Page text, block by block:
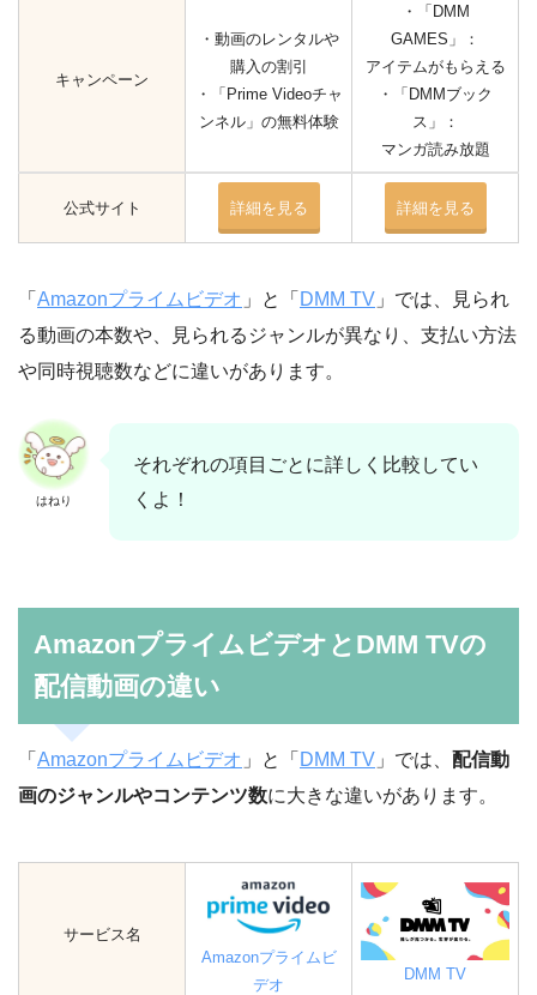
キャンペーン
・動画のレンタルや
購入の割引
・「Prime Videoチャ
ンネル」の無料体験
・「DMM
GAMES」：
アイテムがもらえる
・「DMMブック
ス」：
マンガ読み放題
公式サイト 詳細を見る 詳細を見る
「 Amazonプライムビデオ 」と「 DMM TV 」では、見られ
る動画の本数や、見られるジャンルが異なり、支払い方法
や同時視聴数などに違いがあります。
はねり
それぞれの項目ごとに詳しく比較してい
くよ！
AmazonプライムビデオとDMM TVの
配信動画の違い
「 Amazonプライムビデオ 」と「 DMM TV 」では、 配信動
画のジャンルやコンテンツ数に大きな違いがあります。
サービス名
Amazonプライムビ
デオ
DMM TV